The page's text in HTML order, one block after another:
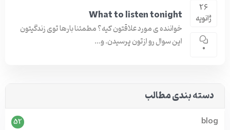
26
ژانویه
0
What to listen tonight
خواننده ی مورد علاقتون کیه؟ مطمئنا بارها توی زندگیتون
این سوال رو ازتون پرسیدن. و...
دسته بندی مطالب
blog
52